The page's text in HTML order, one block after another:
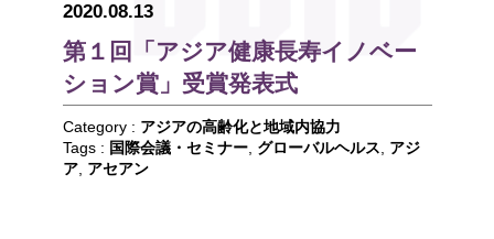
2020.08.13
第１回「アジア健康長寿イノベー
ション賞」受賞発表式
Category : アジアの高齢化と地域内協力
Tags : 国際会議・セミナー, グローバルヘルス
アジ
ア, アセアン